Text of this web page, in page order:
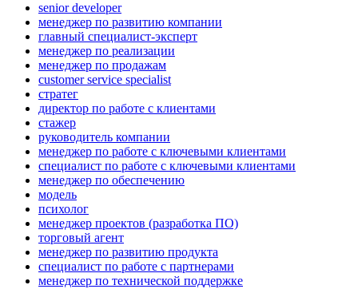
senior developer
менеджер по развитию компании
главный специалист-эксперт
менеджер по реализации
менеджер по продажам
customer service specialist
стратег
директор по работе с клиентами
стажер
руководитель компании
менеджер по работе с ключевыми клиентами
специалист по работе с ключевыми клиентами
менеджер по обеспечению
модель
психолог
менеджер проектов (разработка ПО)
торговый агент
менеджер по развитию продукта
специалист по работе с партнерами
менеджер по технической поддержке